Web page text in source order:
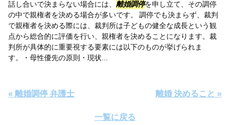
話し合いで決まらない場合には、 離婚調停を申し立て、その調停
の中で親権者を決める場合が多いです。 調停でも決まらず、裁判
で親権者を決める際には、裁判所は子どもの健全な成長という観
点から総合的に評価を行い、親権者を決めることになります。裁
判所が具体的に重要視する要素には以下のものが挙げられま
す。・母性優先の原則・現状...
« 離婚調停 弁護士
離婚 決めること »
一覧に戻る